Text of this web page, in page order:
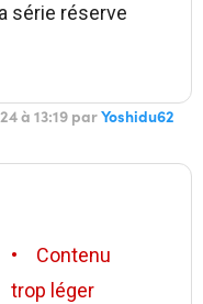
série réserve
à 13:19 parYoshidu62
• Contenu
trop léger